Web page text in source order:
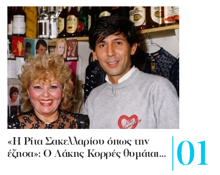
«Η Ρίτα Σακελλαρίου όπως την
έζησα»: Ο Λάκης Κορρές θυμάται…